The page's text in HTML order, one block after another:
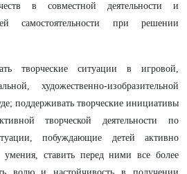
в совместной деятельности и
самостоятельности при решении
творческие ситуации в игровой,
художественно-изобразительной
поддерживать творческие инициативы
творческой деятельности по
побуждающие детей активно
ставить перед ними все более